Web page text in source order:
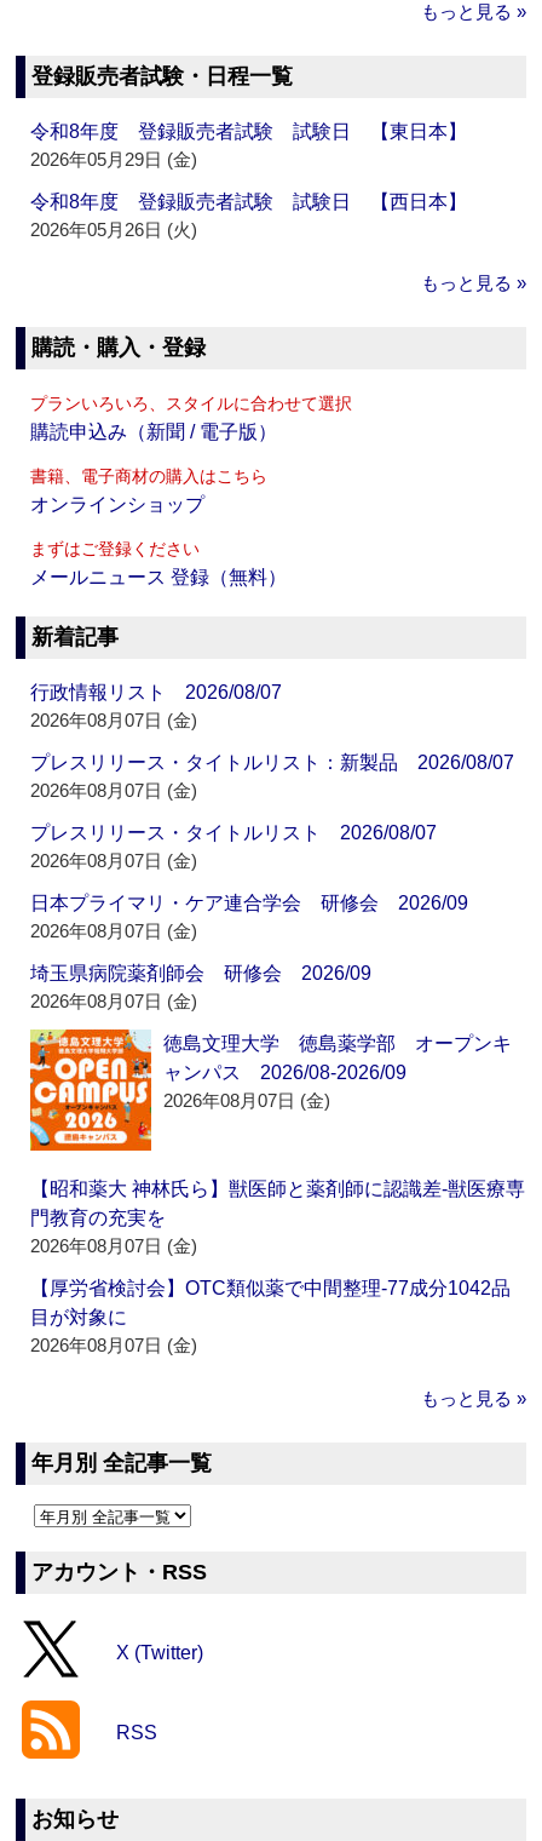
もっと見る »
登録販売者試験・日程一覧
令和8年度 登録販売者試験 試験日 【東日本】
2026年05月29日 (金)
令和8年度 登録販売者試験 試験日 【西日本】
2026年05月26日 (火)
もっと見る »
購読・購入・登録
プランいろいろ、スタイルに合わせて選択
購読申込み（新聞 / 電子版）
書籍、電子商材の購入はこちら
オンラインショップ
まずはご登録ください
メールニュース 登録（無料）
新着記事
行政情報リスト 2026/08/07
2026年08月07日 (金)
プレスリリース・タイトルリスト：新製品 2026/08/07
2026年08月07日 (金)
プレスリリース・タイトルリスト 2026/08/07
2026年08月07日 (金)
日本プライマリ・ケア連合学会 研修会 2026/09
2026年08月07日 (金)
埼玉県病院薬剤師会 研修会 2026/09
2026年08月07日 (金)
徳島文理大学 徳島薬学部 オープンキ
ャンパス 2026/08-2026/09
2026年08月07日 (金)
【昭和薬大 神林氏ら】獣医師と薬剤師に認識差‐獣医療専
門教育の充実を
2026年08月07日 (金)
【厚労省検討会】OTC類似薬で中間整理‐77成分1042品
目が対象に
2026年08月07日 (金)
もっと見る »
年月別 全記事一覧
アカウント・RSS
X (Twitter)
RSS
お知らせ